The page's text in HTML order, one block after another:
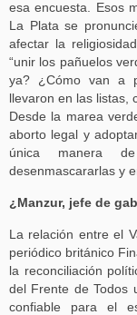
esa encuesta. Esos
La Plata se
afectar la
“unir los pañuelos
ya? ¿Cómo van a
llevaron en las listas,
Desde la marea
aborto legal y
única manera
desenmascararlas y
¿Manzur, jefe de
La relación entre el
periódico británico
la reconciliación
del Frente de Todos
confiable para el